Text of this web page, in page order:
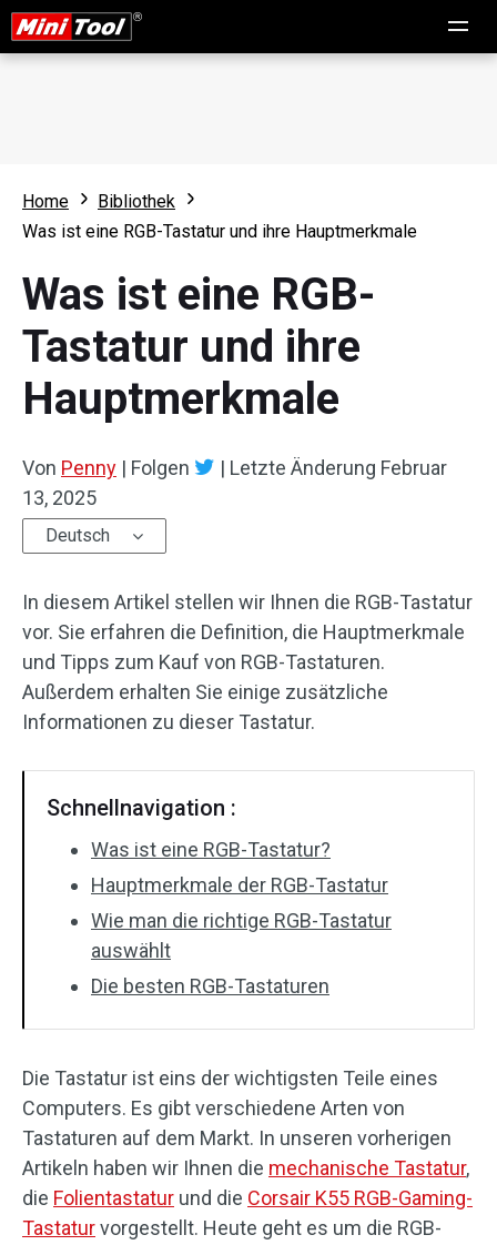
Home
Bibliothek
Was ist eine RGB-Tastatur und ihre Hauptmerkmale
Was ist eine RGB-
Tastatur und ihre
Hauptmerkmale
Von Penny | Folgen | Letzte Änderung Februar
13, 2025
Deutsch
In diesem Artikel stellen wir Ihnen die RGB-Tastatur
vor. Sie erfahren die Definition, die Hauptmerkmale
und Tipps zum Kauf von RGB-Tastaturen.
Außerdem erhalten Sie einige zusätzliche
Informationen zu dieser Tastatur.
Schnellnavigation :
Was ist eine RGB-Tastatur?
Hauptmerkmale der RGB-Tastatur
Wie man die richtige RGB-Tastatur
auswählt
Die besten RGB-Tastaturen
Die Tastatur ist eins der wichtigsten Teile eines
Computers. Es gibt verschiedene Arten von
Tastaturen auf dem Markt. In unseren vorherigen
Artikeln haben wir Ihnen die mechanische Tastatur,
die Folientastatur und die Corsair K55 RGB-Gaming-
Tastaturvorgestellt. Heute geht es um die RGB-